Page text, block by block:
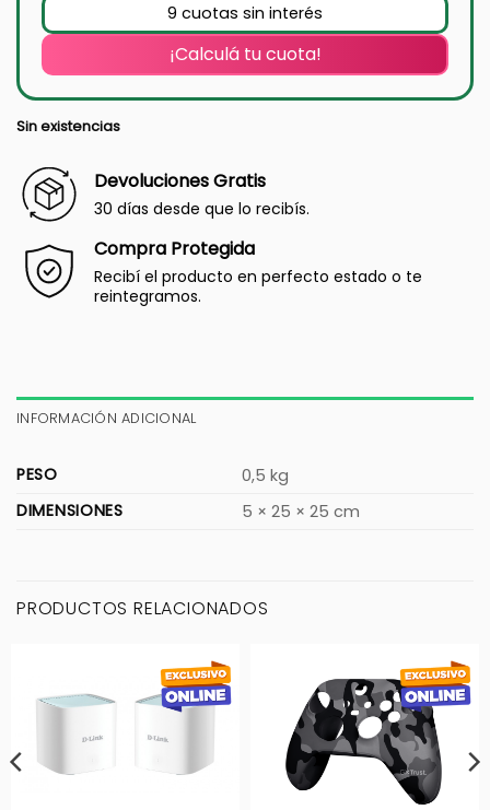
9 cuotas sin interés
¡Calculá tu cuota!
Sin existencias
Devoluciones Gratis
30 días desde que lo recibís.
Compra Protegida
Recibí el producto en perfecto estado o te
reintegramos.
INFORMACIÓN ADICIONAL
PESO
0,5 kg
DIMENSIONES
5 × 25 × 25 cm
PRODUCTOS RELACIONADOS